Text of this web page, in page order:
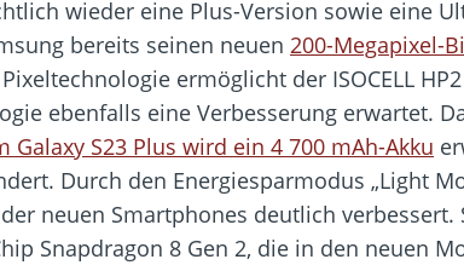
wieder eine Plus-Version sowie eine
bereits seinen neuen 200-Megapixel-
ermöglicht der ISOCELL
ebenfalls eine Verbesserung erwartet.
Galaxy S23 Plus wird ein 4 700 mAh-Akku
Durch den Energiesparmodus „Light
neuen Smartphones deutlich verbessert.
Snapdragon 8 Gen 2, die in den neuen